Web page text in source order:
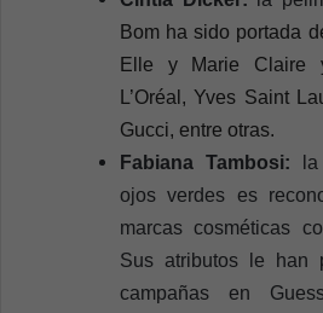
Bom ha sido portada
Elle y Marie Claire
L’Oréal, Yves Saint
Gucci, entre otras.
Fabiana Tambosi:
ojos verdes es
marcas cosméticas
Sus atributos le han
campañas en